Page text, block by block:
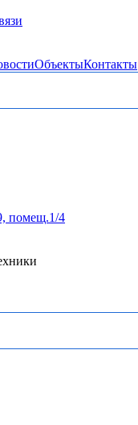
ОбъектыКонтакты
помещ.1/4